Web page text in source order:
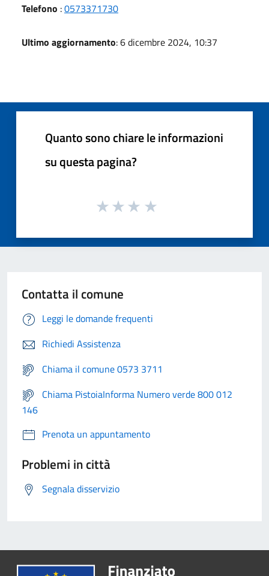
Telefono :0573371730
Ultimo aggiornamento: 6 dicembre 2024, 10:37
Quanto sono chiare le informazioni
su questa pagina?
Contatta il comune
Leggi le domande frequenti
Richiedi Assistenza
Chiama il comune 0573 3711
Chiama PistoiaInforma Numero verde 800 012
146
Prenota un appuntamento
Problemi in città
Segnala disservizio